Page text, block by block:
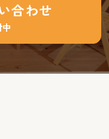
合わせ